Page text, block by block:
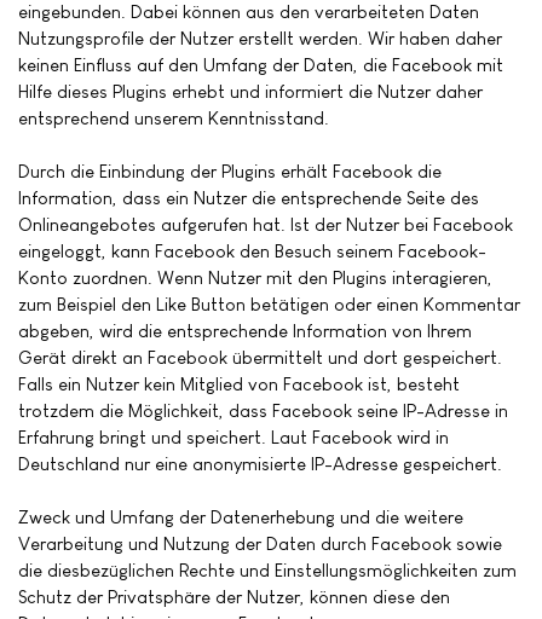
eingebunden. Dabei können aus den verarbeiteten Daten
Nutzungsprofile der Nutzer erstellt werden. Wir haben daher
keinen Einfluss auf den Umfang der Daten, die Facebook mit
Hilfe dieses Plugins erhebt und informiert die Nutzer daher
entsprechend unserem Kenntnisstand.
Durch die Einbindung der Plugins erhält Facebook die
Information, dass ein Nutzer die entsprechende Seite des
Onlineangebotes aufgerufen hat. Ist der Nutzer bei Facebook
eingeloggt, kann Facebook den Besuch seinem Facebook-
Konto zuordnen. Wenn Nutzer mit den Plugins interagieren,
zum Beispiel den Like Button betätigen oder einen Kommentar
abgeben, wird die entsprechende Information von Ihrem
Gerät direkt an Facebook übermittelt und dort gespeichert.
Falls ein Nutzer kein Mitglied von Facebook ist, besteht
trotzdem die Möglichkeit, dass Facebook seine IP-Adresse in
Erfahrung bringt und speichert. Laut Facebook wird in
Deutschland nur eine anonymisierte IP-Adresse gespeichert.
Zweck und Umfang der Datenerhebung und die weitere
Verarbeitung und Nutzung der Daten durch Facebook sowie
die diesbezüglichen Rechte und Einstellungsmöglichkeiten zum
Schutz der Privatsphäre der Nutzer, können diese den